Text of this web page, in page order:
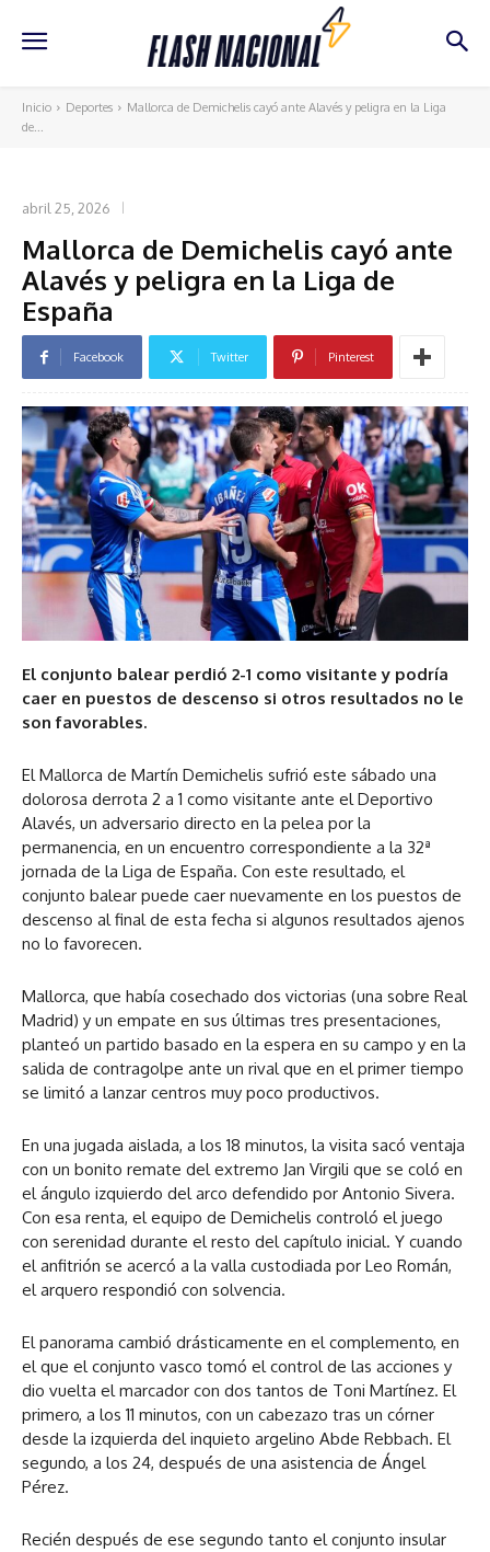
Inicio Deportes
Mallorca de Demichelis cayó ante Alavés y peligra en la Liga
de...
abril 25, 2026
Mallorca de Demichelis cayó ante
Alavés y peligra en la Liga de
España
Facebook Twitter Pinterest
El conjunto balear perdió 2-1 como visitante y podría
caer en puestos de descenso si otros resultados no le
son favorables.
El Mallorca de Martín Demichelis sufrió este sábado una
dolorosa derrota 2 a 1 como visitante ante el Deportivo
Alavés, un adversario directo en la pelea por la
permanencia, en un encuentro correspondiente a la 32ª
jornada de la Liga de España. Con este resultado, el
conjunto balear puede caer nuevamente en los puestos de
descenso al final de esta fecha si algunos resultados ajenos
no lo favorecen.
Mallorca, que había cosechado dos victorias (una sobre Real
Madrid) y un empate en sus últimas tres presentaciones,
planteó un partido basado en la espera en su campo y en la
salida de contragolpe ante un rival que en el primer tiempo
se limitó a lanzar centros muy poco productivos.
En una jugada aislada, a los 18 minutos, la visita sacó ventaja
con un bonito remate del extremo Jan Virgili que se coló en
el ángulo izquierdo del arco defendido por Antonio Sivera.
Con esa renta, el equipo de Demichelis controló el juego
con serenidad durante el resto del capítulo inicial. Y cuando
el anfitrión se acercó a la valla custodiada por Leo Román,
el arquero respondió con solvencia.
El panorama cambió drásticamente en el complemento, en
el que el conjunto vasco tomó el control de las acciones y
dio vuelta el marcador con dos tantos de Toni Martínez. El
primero, a los 11 minutos, con un cabezazo tras un córner
desde la izquierda del inquieto argelino Abde Rebbach. El
segundo, a los 24, después de una asistencia de Ángel
Pérez.
Recién después de ese segundo tanto el conjunto insular